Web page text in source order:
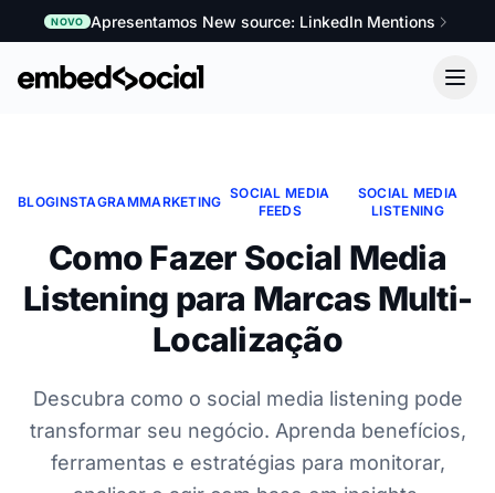
NOVO Apresentamos New source: LinkedIn Mentions
BLOGINSTAGRAMMARKETING
SOCIAL MEDIA
FEEDS
SOCIAL MEDIA
LISTENING
Como Fazer Social Media
Listening para Marcas Multi-
Localização
Descubra como o social media listening pode
transformar seu negócio. Aprenda benefícios,
ferramentas e estratégias para monitorar,